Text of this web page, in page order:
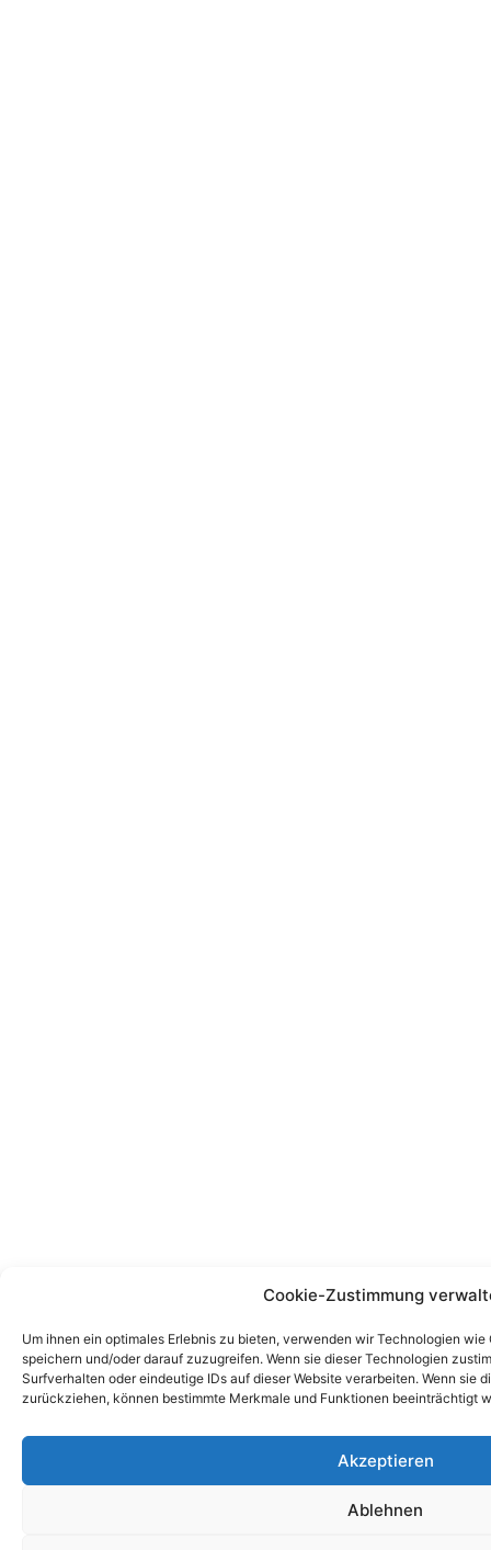
Cookie-Zustimmung
Um ihnen ein optimales Erlebnis zu bieten, verwenden wir Technologien
speichern und/oder darauf zuzugreifen. Wenn sie dieser Technologien
Surfverhalten oder eindeutige IDs auf dieser Website verarbeiten. Wenn sie
zurückziehen, können bestimmte Merkmale und Funktionen beeinträchtigt
Akzeptieren
Ablehnen